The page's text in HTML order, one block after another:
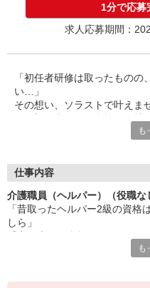
1分で応募
求人応募期間：
「初任者研修は取ったもの
い…」
その想い、ソラストで叶えま
「実務者研修は受講料が高そ
的な負担なく、資格が取得で
★【実践×学びで即戦力へ！】
実務者研修では、初任者研修
的な「医療的ケア（喀痰吸引
も
仕事内容
介護職員（ヘルパー）（役職な
「昔取ったヘルパー2級の資
しら」
も